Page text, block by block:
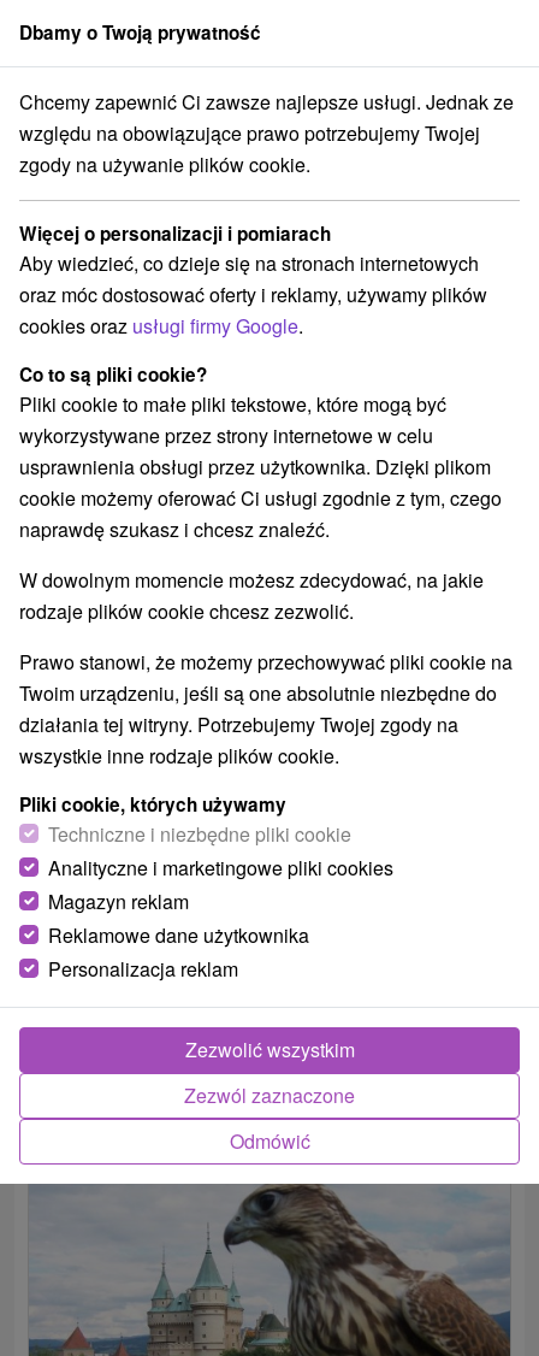
członek grupySorger
i fermy zwierząt Západné Slovensko Trenčiansky kraj Bojnice
Ogrody zoologiczne i fermy
zwierząt Bojnice a v okolí
Kategorie
Wszystkie kategorie
Atrakcje z adrenaliną
Atrakcje turystyczne(2)
Ogrody zoologiczne i fermy zwierząt(2) Escaperoom
Atrakcje dla dzieci(8) Aquaparki, baseny(1)
Ośrodki i miasteczka dziecięce(1)
Wieże obserwacyjne i chodniki(1)
Zamki, pałace, ruiny (1) Parki miejskie i zamkowe
Narodowy Ogród Zoologiczny Bojnice
Trenčiansky kraj -
Najczęściej odwiedzane narodowe zoo w uzdrowisku
po raz pierwszy w 1955 roku. Jest to...
POKAZ
Dbamy o Twoją prywatność
Chcemy zapewnić Ci zawsze najlepsze usługi. Jednak ze
względu na obowiązujące prawo potrzebujemy Twojej
zgody na używanie plików cookie.
Więcej o personalizacji i pomiarach
Aby wiedzieć, co dzieje się na stronach internetowych
oraz móc dostosować oferty i reklamy, używamy plików
cookies oraz usługi firmy Google.
Co to są pliki cookie?
Pliki cookie to małe pliki tekstowe, które mogą być
wykorzystywane przez strony internetowe w celu
usprawnienia obsługi przez użytkownika. Dzięki plikom
cookie możemy oferować Ci usługi zgodnie z tym, czego
naprawdę szukasz i chcesz znaleźć.
W dowolnym momencie możesz zdecydować, na jakie
rodzaje plików cookie chcesz zezwolić.
Prawo stanowi, że możemy przechowywać pliki cookie na
Twoim urządzeniu, jeśli są one absolutnie niezbędne do
działania tej witryny. Potrzebujemy Twojej zgody na
wszystkie inne rodzaje plików cookie.
Pliki cookie, których używamy
Techniczne i niezbędne pliki cookie
Analityczne i marketingowe pliki cookies
Magazyn reklam
Reklamowe dane użytkownika
Personalizacja reklam
Odmówić
Zezwól zaznaczone
Zezwolić wszystkim